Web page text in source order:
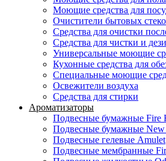
Моющие средства для
Очистители бытовых
Средства для очистки
Средства для чистки и
Универсальные моющие
Кухонные средства для
Специальные моющие
Освежители воздуха
Средства для стирки
Ароматизаторы
Подвесные бумажные Fire
Подвесные бумажные New
Подвесные гелевые Amulet
Подвесные мембранные